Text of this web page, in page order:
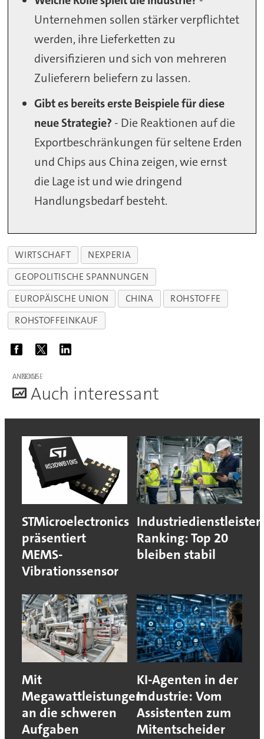
Unternehmen sollen stärker verpflichtet
werden, ihre Lieferketten zu
diversifizieren und sich von mehreren
Zulieferern beliefern zu lassen.
Gibt es bereits erste Beispiele für diese
neue Strategie? - Die Reaktionen auf die
Exportbeschränkungen für seltene Erden
und Chips aus China zeigen, wie ernst
die Lage ist und wie dringend
Handlungsbedarf besteht.
WIRTSCHAFT
NEXPERIA
GEOPOLITISCHE SPANNUNGEN
EUROPÄISCHE UNION
CHINA
ROHSTOFFE
ROHSTOFFEINKAUF
ANZEIGE
Auch interessant
STMicroelectronics
präsentiert
MEMS-
Vibrationssensor
Industriedienstleister-
Ranking: Top 20
bleiben stabil
Mit
Megawattleistungen
an die schweren
Aufgaben
KI-Agenten in der
Industrie: Vom
Assistenten zum
Mitentscheider